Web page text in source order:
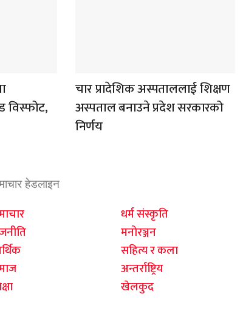
विस्फोट,
चार प्रादेशिक अस्पताललाई शिक्षण
अस्पताल बनाउने प्रदेश सरकारको
निर्णय
हेडलाइन
धर्म संस्कृति
मनोरञ्जन
सहित्य र कला
अन्तर्राष्ट्रिय
खेलकुद